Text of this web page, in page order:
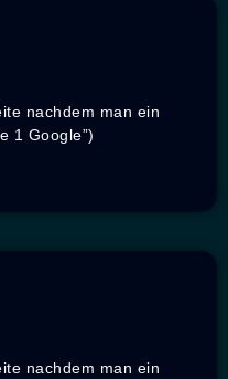
nachdem man ein
1 Google”)
nachdem man ein